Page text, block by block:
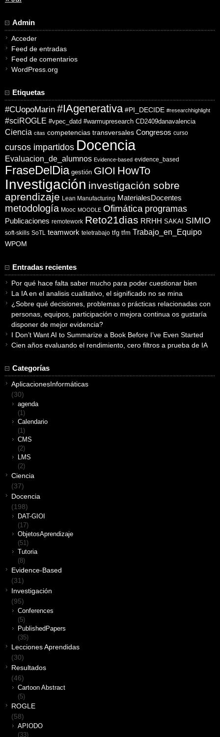
Admin
Acceder
Feed de entradas
Feed de comentarios
WordPress.org
Etiquetas
#CUopoMarin #IAgenerativa #PI_DECIDE #researchhighlight
#sciROGLE #vpec_datd #warmupresearch CD2409danavalencia
Ciencia citas competencias transversales Congresos curso
cursos impartidos Docencia
Evaluacion_de_alumnos Evidence-based evidence_based
FraseDelDia gestión GIOI HowTo
Investigación investigación sobre
aprendizaje Lean Manufacturing MaterialesDocentes
metodología Mooc MOODLE Ofimática programas
Publicaciones remotework Reto21dias RRHH SAKAI SIMIO
soft-skills SoTL teamwork teletrabajo tfg tfm Trabajo_en_Equipo
WPOM
Entradas recientes
Por qué hace falta saber mucho para poder cuestionar bien
La IA en el analisis cualitativo, el significado no se mina
¿Sobre qué decisiones, problemas o prácticas relacionadas con
personas, equipos, participación o mejora continua os gustaría
disponer de mejor evidencia?
I Don’t Want AI to Summarize a Book Before I’ve Even Started
Cien años evaluando el rendimiento, cero filtros a prueba de IA
Categorías
AplicacionesInformáticas
(30)
agenda
(1)
Calendario
(1)
CMS
(2)
LMS
(2)
Ciencia
(37)
Docencia
(198)
DAT-GIOI
(17)
ObjetosAprendizaje
(51)
Tutoria
(8)
Evidence-Based
(31)
Investigación
(95)
Conferences
(5)
PublishedPapers
(35)
Lecciones Aprendidas
(30)
Resultados
(46)
Cartoon Abstract
(5)
ROGLE
(58)
APIODO
(33)